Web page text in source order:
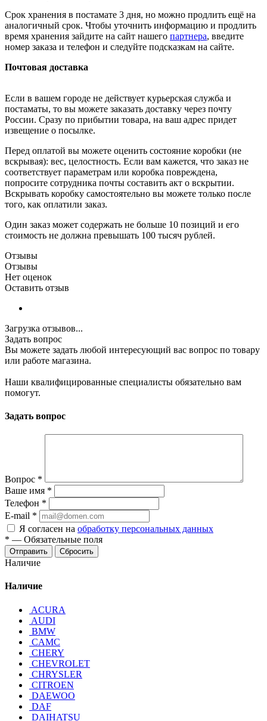
Срок хранения в постамате 3 дня, но можно продлить ещё на
аналогичный срок. Чтобы уточнить информацию и продлить
время хранения зайдите на сайт нашего партнера, введите
номер заказа и телефон и следуйте подсказкам на сайте.
Почтовая доставка
Если в вашем городе не действует курьерская служба и
постаматы, то вы можете заказать доставку через почту
России. Сразу по прибытии товара, на ваш адрес придет
извещение о посылке.
Перед оплатой вы можете оценить состояние коробки (не
вскрывая): вес, целостность. Если вам кажется, что заказ не
соответствует параметрам или коробка повреждена,
попросите сотрудника почты составить акт о вскрытии.
Вскрывать коробку самостоятельно вы можете только после
того, как оплатили заказ.
Один заказ может содержать не больше 10 позиций и его
стоимость не должна превышать 100 тысяч рублей.
Отзывы
Отзывы
Нет оценок
Оставить отзыв
Загрузка отзывов...
Задать вопрос
Вы можете задать любой интересующий вас вопрос по товару
или работе магазина.
Наши квалифицированные специалисты обязательно вам
помогут.
Задать вопрос
Вопрос *
Ваше имя *
Телефон *
E-mail *
Я согласен на обработку персональных данных
* — Обязательные поля
Отправить Сбросить
Наличие
Наличие
ACURA
AUDI
BMW
CAMC
CHERY
CHEVROLET
CHRYSLER
CITROEN
DAEWOO
DAF
DAIHATSU